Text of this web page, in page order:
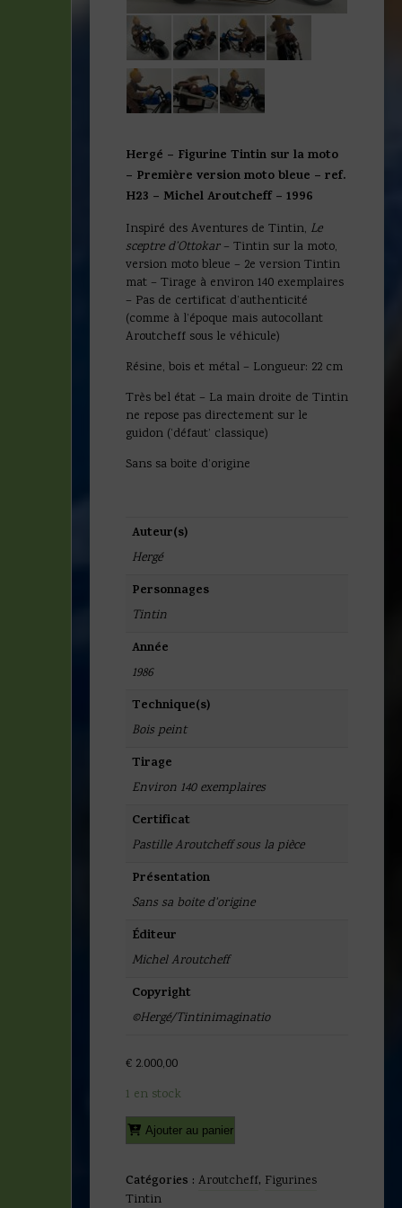
Hergé – Figurine Tintin sur la moto
– Première version moto bleue – ref.
H23 – Michel Aroutcheff – 1996
Inspiré des Aventures de Tintin, Le
sceptre d’Ottokar– Tintin sur la moto,
version moto bleue – 2e version Tintin
mat – Tirage à environ 140 exemplaires
– Pas de certificat d’authenticité
(comme à l’époque mais autocollant
Aroutcheff sous le véhicule)
Résine, bois et métal – Longueur: 22 cm
Très bel état – La main droite de Tintin
ne repose pas directement sur le
guidon (‘défaut’ classique)
Sans sa boite d’origine
Auteur(s)
Hergé
Personnages
Tintin
Année
1986
Technique(s)
Bois peint
Tirage
Environ 140 exemplaires
Certificat
Pastille Aroutcheff sous la pièce
Présentation
Sans sa boite d'origine
Éditeur
Michel Aroutcheff
Copyright
©Hergé/Tintinimaginatio
€ 2.000,00
1 en stock
quantité
de
-
Figurine
Ajouter au panier
Catégories : Aroutcheff, Figurines
Tintin